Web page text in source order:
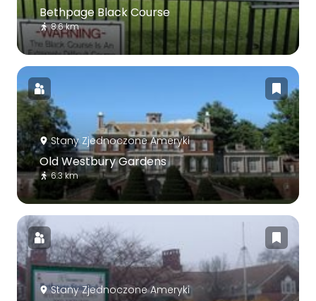
Bethpage Black Course
8.6 km
Stany Zjednoczone Ameryki
Old Westbury Gardens
6.3 km
Stany Zjednoczone Ameryki